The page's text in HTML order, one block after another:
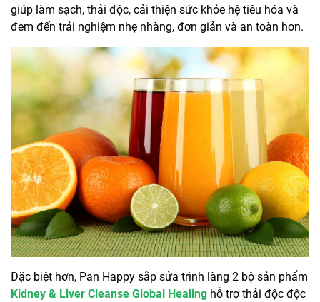
giúp làm sạch, thải độc, cải thiện sức khỏe hệ tiêu hóa và
đem đến trải nghiệm nhẹ nhàng, đơn giản và an toàn hơn.
Đặc biệt hơn, Pan Happy sắp sửa trình làng 2 bộ sản phẩm
Kidney & Liver Cleanse Global Healing hỗ trợ thải độc độc